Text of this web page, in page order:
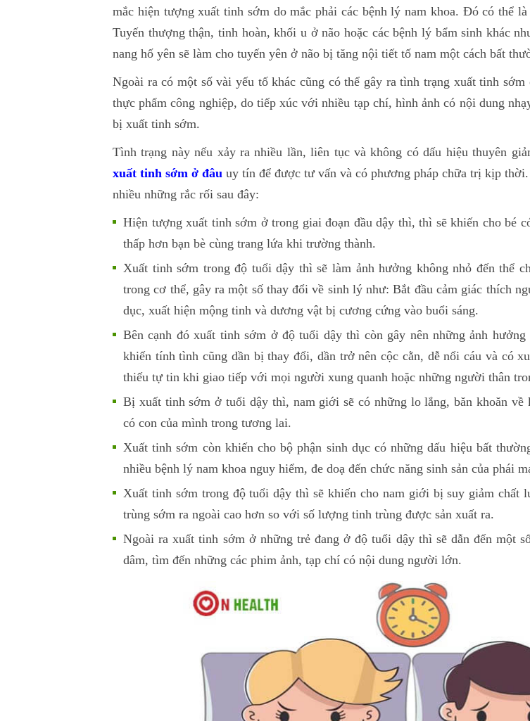
mắc hiện tượng xuất tinh sớm do mắc phải các bệnh lý nam khoa. Đó có thể
Tuyến thượng thận, tinh hoàn, khối u ở não hoặc các bệnh lý bẩm sinh khác
nang hố yên sẽ làm cho tuyến yên ở não bị tăng nội tiết tố nam một cách bất
Ngoài ra có một số vài yếu tố khác cũng có thể gây ra tình trạng xuất tinh
thực phẩm công nghiệp, do tiếp xúc với nhiều tạp chí, hình ảnh có nội dung
bị xuất tinh sớm.
Tình trạng này nếu xảy ra nhiều lần, liên tục và không có dấu hiệu thuyên
xuất tinh sớm ở đâu uy tín để được tư vấn và có phương pháp chữa trị kịp
nhiều những rắc rối sau đây:
Hiện tượng xuất tinh sớm ở trong giai đoạn đầu dậy thì, thì sẽ khiến cho bé
thấp hơn bạn bè cùng trang lứa khi trường thành.
Xuất tinh sớm trong độ tuổi dậy thì sẽ làm ảnh hưởng không nhỏ đến thể
trong cơ thể, gây ra một số thay đổi về sinh lý như: Bắt đầu cảm giác thích
dục, xuất hiện mộng tinh và dương vật bị cương cứng vào buổi sáng.
Bên cạnh đó xuất tinh sớm ở độ tuổi dậy thì còn gây nên những ảnh
khiến tính tình cũng dần bị thay đổi, dần trở nên cộc cằn, dễ nổi cáu và có
thiếu tự tin khi giao tiếp với mọi người xung quanh hoặc những người thân
Bị xuất tinh sớm ở tuổi dậy thì, nam giới sẽ có những lo lắng, băn khoăn về
có con của mình trong tương lai.
Xuất tinh sớm còn khiến cho bộ phận sinh dục có những dấu hiệu bất
nhiều bệnh lý nam khoa nguy hiểm, đe doạ đến chức năng sinh sản của phái
Xuất tinh sớm trong độ tuổi dậy thì sẽ khiến cho nam giới bị suy giảm
trùng sớm ra ngoài cao hơn so với số lượng tinh trùng được sản xuất ra.
Ngoài ra xuất tinh sớm ở những trẻ đang ở độ tuổi dậy thì sẽ dẫn đến một
dâm, tìm đến những các phim ảnh, tạp chí có nội dung người lớn.